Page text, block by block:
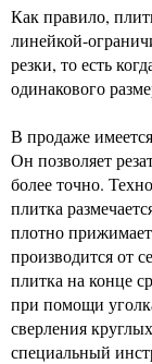
Как правило,
линейкой-
резки, то есть
одинакового
В продаже
Он позволяет
более точно.
плитка
плотно
производится от
плитка на конце
при помощи
сверления
специальный